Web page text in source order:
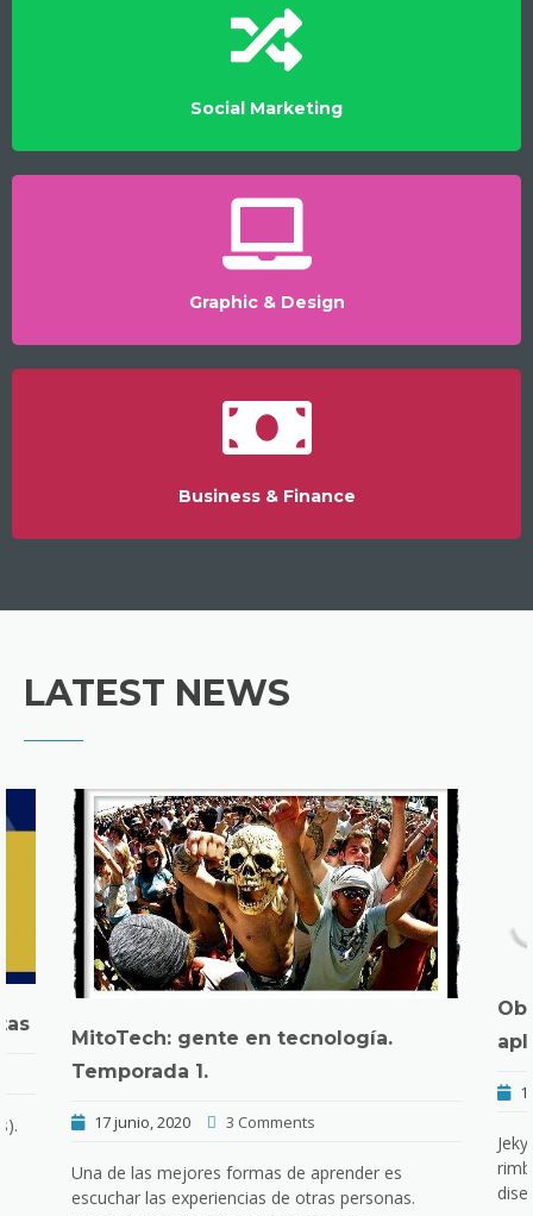
Social Marketing
Graphic & Design
Business & Finance
LATEST NEWS
MitoTech: gente en tecnología.
Temporada 1.
17 junio, 2020 3 Comments
Una de las mejores formas de aprender es
escuchar las experiencias de otras personas.
1